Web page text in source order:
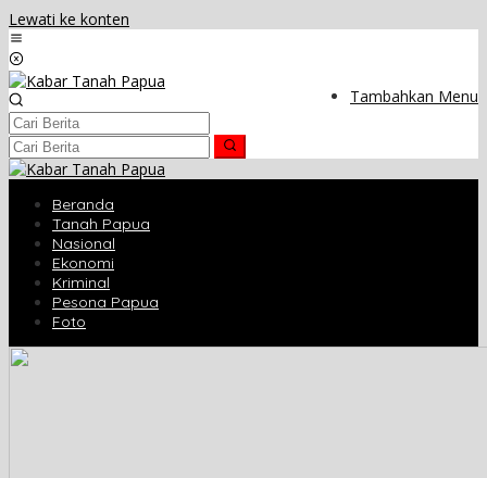
Lewati ke konten
Tambahkan Menu
Beranda
Tanah Papua
Nasional
Ekonomi
Kriminal
Pesona Papua
Foto